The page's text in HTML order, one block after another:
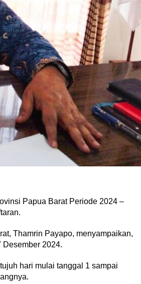
Papua Barat Periode 2024 –
Thamrin Payapo, menyampaikan,
2024.
hari mulai tanggal 1 sampai